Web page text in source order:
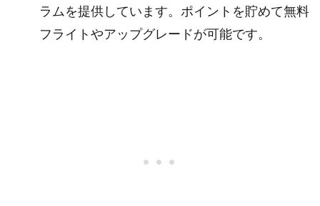
ラムを提供しています。ポイントを貯めて無料
フライトやアップグレードが可能です。